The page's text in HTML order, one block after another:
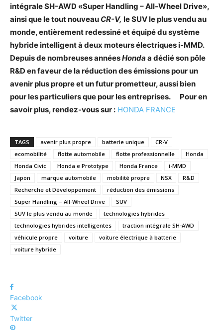
intégrale SH-AWD «Super Handling – All-Wheel Drive»,
ainsi que le tout nouveau CR-V, le SUV le plus vendu au
monde, entièrement redessiné et équipé du système
hybride intelligent à deux moteurs électriques i-MMD.
Depuis de nombreuses annéesHonda a dédié son pôle
R&D en faveur de la réduction des émissions pour un
avenir plus propre et un futur prometteur, aussi bien
pour les particuliers que pour les entreprises.
Pour en
savoir plus, rendez-vous sur : HONDA FRANCE
TAGS avenir plus propre batterie unique
CR-V
ecomobilité
flotte automobile flotte professionnelle
Honda
Honda Civic
Honda e Prototype Honda France
i-MMD
Japon
marque automobile mobilité propre NSX
R&D
Recherche et Développement
réduction des émissions
Super Handling – All-Wheel Drive
SUV
SUV le plus vendu au monde
technologies hybrides
technologies hybrides intelligentes
traction intégrale SH-AWD
véhicule propre
voiture
voiture électrique à batterie
voiture hybride
Facebook
Twitter